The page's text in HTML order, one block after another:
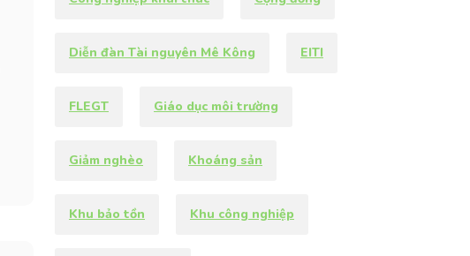
Diễn đàn Tài nguyên Mê Kông EITI
FLEGT Giáo dục môi trường
Giảm nghèo Khoáng sản
Khu bảo tồn Khu công nghiệp